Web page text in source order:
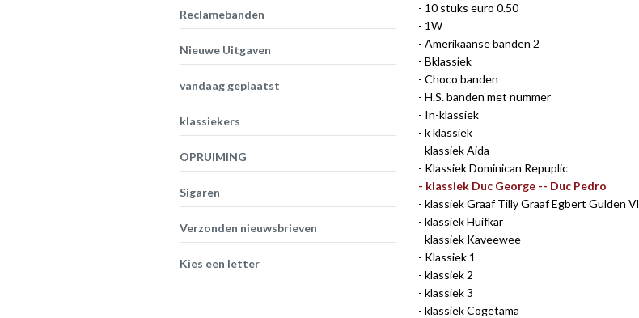
Reclamebanden
Nieuwe Uitgaven
vandaag geplaatst
klassiekers
OPRUIMING
Sigaren
Verzonden nieuwsbrieven
Kies een letter
10 stuks euro 0.50
1W
Amerikaanse banden 2
Bklassiek
Choco banden
H.S. banden met nummer
In-klassiek
k klassiek
klassiek Aida
Klassiek Dominican Repuplic
klassiek Duc George -- Duc Pedro
klassiek Graaf Tilly Graaf Egbert Gulden
klassiek Huifkar
klassiek Kaveewee
Klassiek 1
klassiek 2
klassiek 3
klassiek Cogetama